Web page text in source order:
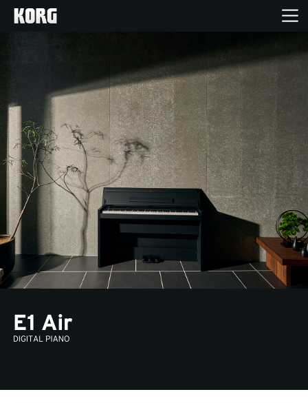
Prodotti
Contenuti
Eventi
Supporto tecnico
Dove Acquistare
News
Paesi